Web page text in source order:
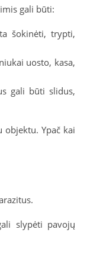
gali būti:
šokinėti, trypti,
uosto, kasa,
gali būti slidus,
objektu. Ypač kai
slypėti pavojų